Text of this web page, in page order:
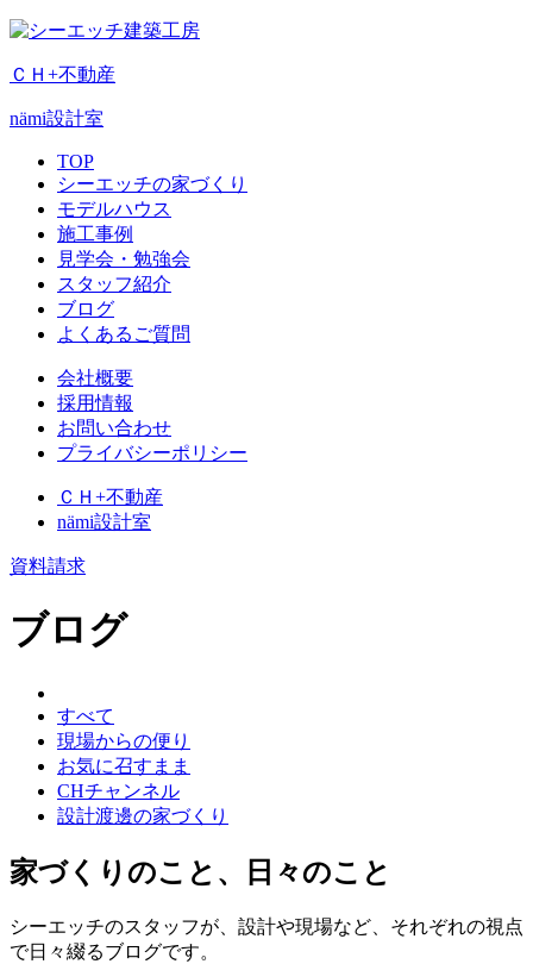
ＣＨ+不動産
nämi設計室
TOP
シーエッチの家づくり
モデルハウス
施工事例
見学会・勉強会
スタッフ紹介
ブログ
よくあるご質問
会社概要
採用情報
お問い合わせ
プライバシーポリシー
ＣＨ+不動産
nämi設計室
資料請求
ブログ
すべて
現場からの便り
お気に召すまま
CHチャンネル
設計渡邊の家づくり
家づくりのこと、日々のこと
シーエッチのスタッフが、設計や現場など、それぞれの視点
で日々綴るブログです。